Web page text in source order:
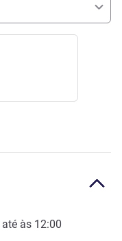
até às 12:00